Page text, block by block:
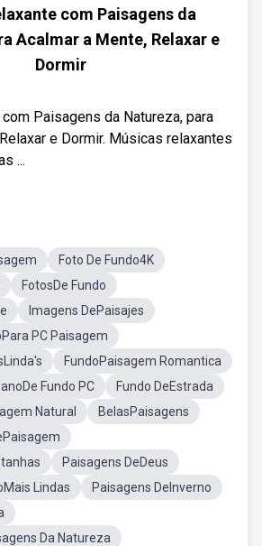
com Paisagens da
Acalmar a Mente, Relaxar e
Dormir
Paisagens da Natureza, para
e Dormir. Músicas relaxantes
...
Foto De Fundo4K
FotosDe Fundo
Imagens DePaisajes
PC Paisagem
FundoPaisagem Romantica
Fundo PC
Fundo DeEstrada
Natural
BelasPaisagens
Paisagens DeDeus
Lindas
Paisagens DeInverno
Da Natureza